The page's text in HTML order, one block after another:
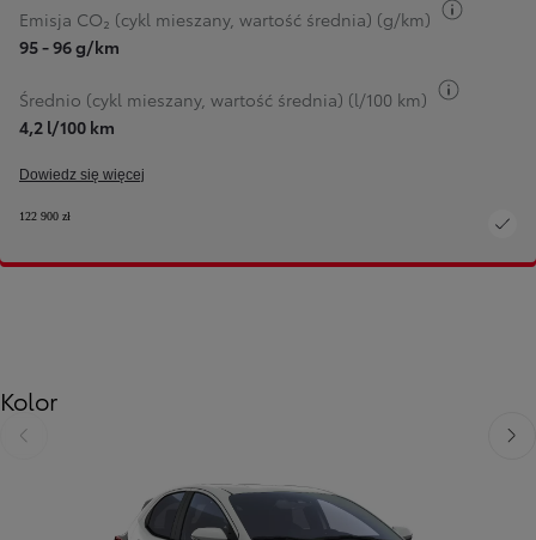
Emisja CO₂ (cykl mieszany, wartość średnia) (g/km)
95 - 96 g/km
Średnio (cykl mieszany, wartość średnia) (l/100 km)
4,2 l/100 km
Dowiedz się więcej
122 900 zł
Kolor
Poprzedni